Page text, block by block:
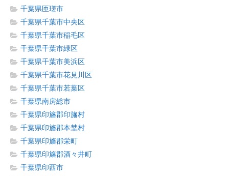
千葉県匝瑳市
千葉県千葉市中央区
千葉県千葉市稲毛区
千葉県千葉市緑区
千葉県千葉市美浜区
千葉県千葉市花見川区
千葉県千葉市若葉区
千葉県南房総市
千葉県印旛郡印旛村
千葉県印旛郡本埜村
千葉県印旛郡栄町
千葉県印旛郡酒々井町
千葉県印西市